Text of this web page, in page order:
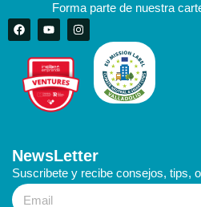
Forma parte de nuestra
NewsLetter
Suscribete y recibe consejos, tips,